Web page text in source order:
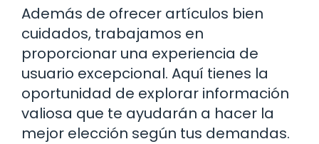
Además de ofrecer artículos bien
cuidados, trabajamos en
proporcionar una experiencia de
usuario excepcional. Aquí tienes la
oportunidad de explorar información
valiosa que te ayudarán a hacer la
mejor elección según tus demandas.